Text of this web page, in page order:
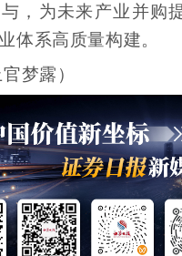
，为未来产业并购
体系高质量构建。
梦露）